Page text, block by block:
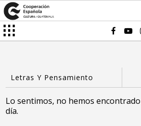
Lo sentimos, no hemos
día.